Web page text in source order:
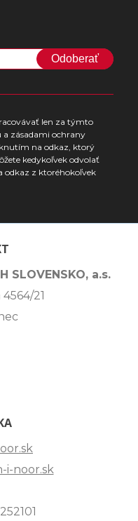
Odoberať
len za týmto
a zásadami ochrany
na odkaz, ktorý
kedykoľvek odvolať
odkaz z ktoréhokoľvek
SLOVENSKO, a.s.
21
i-noor.sk